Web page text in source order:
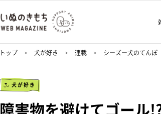
トップ 犬が好き 連載 シーズー犬のてんぽ
犬が好き
障害物を避けてゴール